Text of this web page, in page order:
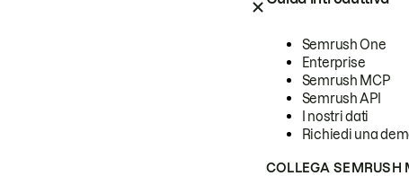
Semrush One
Enterprise
Semrush MCP
Semrush API
I nostri dati
Richiedi una
COLLEGA SEMRUSH